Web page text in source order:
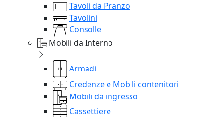
Tavoli da Pranzo
Tavolini
Consolle
Mobili da Interno
Armadi
Credenze e Mobili contenitori
Mobili da ingresso
Cassettiere